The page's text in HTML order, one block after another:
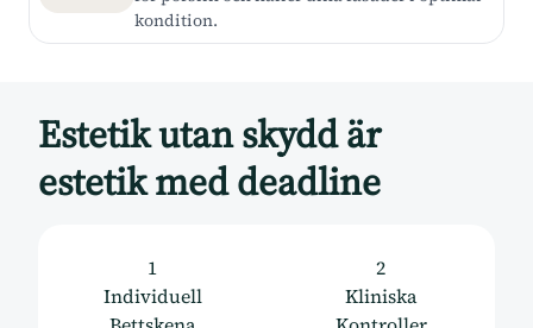
kondition.
Estetik utan skydd är
estetik med deadline
1
Individuell
2
Kliniska